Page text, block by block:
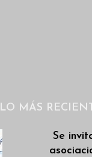
LO MÁS
Se